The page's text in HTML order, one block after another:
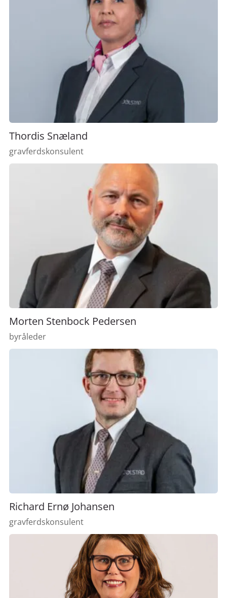
Thordis Snæland
gravferdskonsulent
Morten Stenbock Pedersen
byråleder
Richard Ernø Johansen
gravferdskonsulent